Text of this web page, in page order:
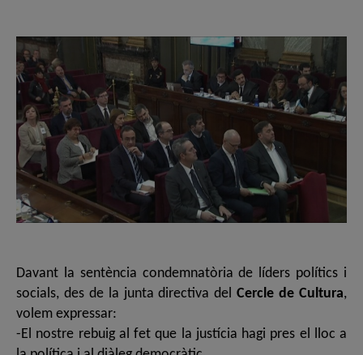
Davant la sentència condemnatòria de líders polítics i
socials, des de la junta directiva delCercle de Cultura,
volem expressar:
-El nostre rebuig al fet que la justícia hagi pres el lloc a